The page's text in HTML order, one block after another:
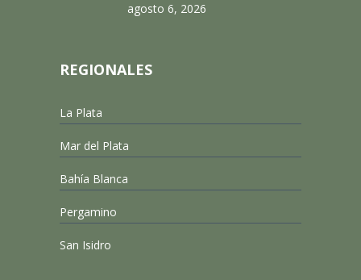
agosto 6, 2026
REGIONALES
La Plata
Mar del Plata
Bahía Blanca
Pergamino
San Isidro